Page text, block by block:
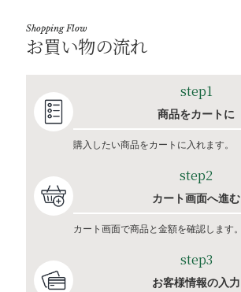
Shopping Flow
お買い物の流れ
step1
商品をカートに
購入したい商品をカートに入れます。
step2
カート画面へ進む
カート画面で商品と金額を確認します。
step3
お客様情報の入力